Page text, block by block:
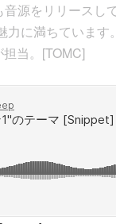
源をリリースし
に満ちていま
当。[TOMC]